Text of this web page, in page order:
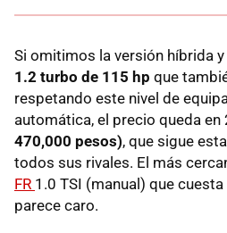
Si omitimos la versión híbrida
1.2 turbo de 115 hp que
respetando este nivel de
automática, el precio queda en
470,000 pesos), que sigue
todos sus rivales. El más
FR 1.0 TSI (manual) que
parece caro.